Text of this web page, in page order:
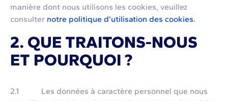
manière dont nous utilisons les cookies, veuillez
consulter notre politique d’utilisation des cookies.
2. QUE TRAITONS-NOUS
ET POURQUOI ?
2.1 Les données à caractère personnel que nous